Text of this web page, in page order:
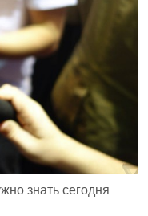
знать сегодня